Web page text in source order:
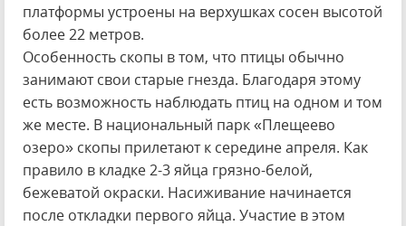
платформы устроены на верхушках сосен высотой
более 22 метров.
Особенность скопы в том, что птицы обычно
занимают свои старые гнезда. Благодаря этому
есть возможность наблюдать птиц на одном и том
же месте. В национальный парк «Плещеево
озеро» скопы прилетают к середине апреля. Как
правило в кладке 2-3 яйца грязно-белой,
бежеватой окраски. Насиживание начинается
после откладки первого яйца. Участие в этом